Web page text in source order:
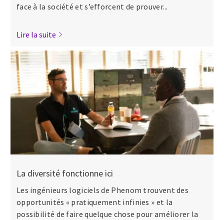
face à la société et s’efforcent de prouver...
Lire la suite
La diversité fonctionne ici
Les ingénieurs logiciels de Phenom trouvent des
opportunités « pratiquement infinies » et la
possibilité de faire quelque chose pour améliorer la